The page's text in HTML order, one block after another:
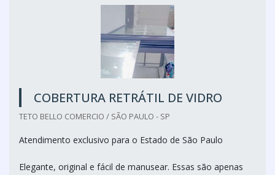
COBERTURA RETRÁTIL DE VIDRO
TETO BELLO COMERCIO / SÃO PAULO - SP
Atendimento exclusivo para o Estado de São Paulo
Elegante, original e fácil de manusear. Essas são apenas